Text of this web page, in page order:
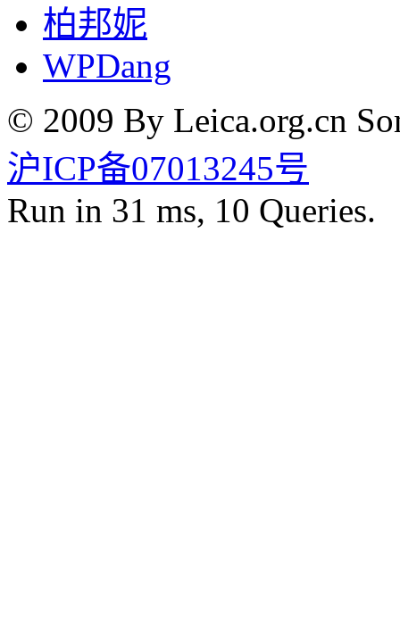
柏邦妮
WPDang
© 2009 By Leica.org.cn
沪ICP备07013245号
Run in 31 ms, 10 Queries.